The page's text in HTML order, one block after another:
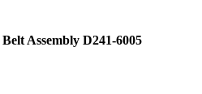
Assembly D241-6005